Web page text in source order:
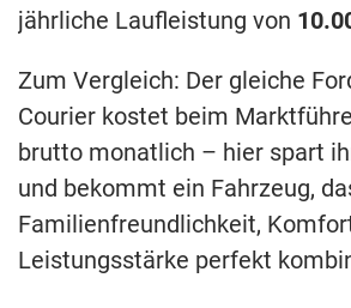
jährliche Laufleistung von
Zum Vergleich: Der gleiche
Courier kostet beim
brutto monatlich – hier spart
und bekommt ein Fahrzeug,
Familienfreundlichkeit,
Leistungsstärke perfekt